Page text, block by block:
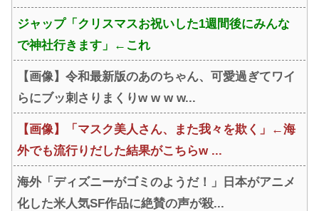
ジャップ「クリスマスお祝いした1週間後にみんな
で神社行きます」←これ
【画像】令和最新版のあのちゃん、可愛過ぎてワイ
らにブッ刺さりまくりw w w w...
【画像】「マスク美人さん、また我々を欺く」←海
外でも流行りだした結果がこちらw ...
海外「ディズニーがゴミのようだ！」日本がアニメ
化した米人気SF作品に絶賛の声が殺...